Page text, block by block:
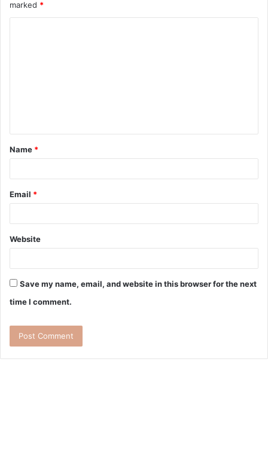
marked *
Name *
Email *
Website
Save my name, email, and website in this browser for the next
time I comment.